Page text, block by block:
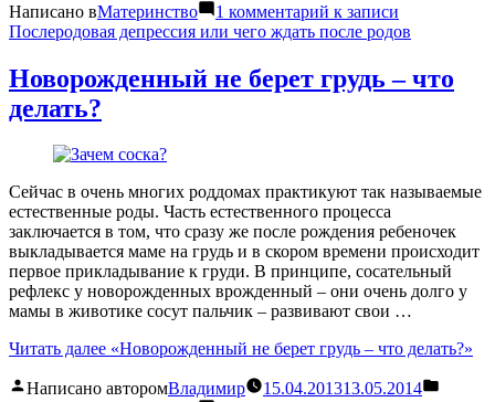
Написано вМатеринство 1 комментарий к записи
Послеродовая депрессия или чего ждать после родов
Новорожденный не берет грудь – что
делать?
Сейчас в очень многих роддомах практикуют так называемые
естественные роды. Часть естественного процесса
заключается в том, что сразу же после рождения ребеночек
выкладывается маме на грудь и в скором времени происходит
первое прикладывание к груди. В принципе, сосательный
рефлекс у новорожденных врожденный – они очень долго у
мамы в животике сосут пальчик – развивают свои …
Читать далее «Новорожденный не берет грудь – что делать?»
Написано авторомВладимир 15.04.201313.05.2014